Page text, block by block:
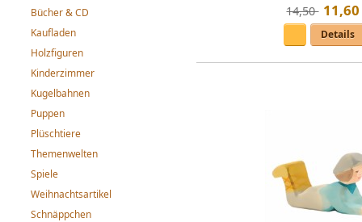
Bücher & CD
Kaufladen
Holzfiguren
Kinderzimmer
Kugelbahnen
Puppen
Plüschtiere
Themenwelten
Spiele
Weihnachtsartikel
Schnäppchen
14,50  11,60
Details